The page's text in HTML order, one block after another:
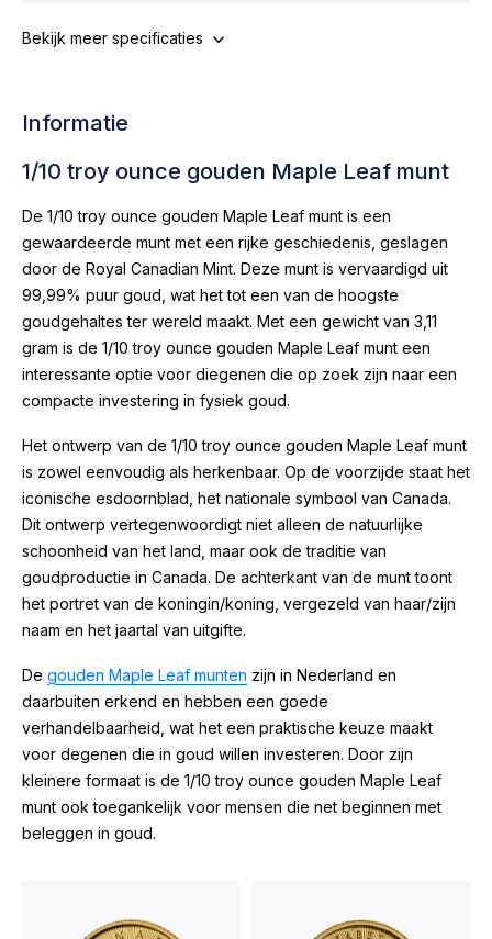
Bekijk meer specificaties
Informatie
1/10 troy ounce gouden Maple Leaf munt
De 1/10 troy ounce gouden Maple Leaf munt is een
gewaardeerde munt met een rijke geschiedenis, geslagen
door de Royal Canadian Mint. Deze munt is vervaardigd uit
99,99% puur goud, wat het tot een van de hoogste
goudgehaltes ter wereld maakt. Met een gewicht van 3,11
gram is de 1/10 troy ounce gouden Maple Leaf munt een
interessante optie voor diegenen die op zoek zijn naar een
compacte investering in fysiek goud.
Het ontwerp van de 1/10 troy ounce gouden Maple Leaf munt
is zowel eenvoudig als herkenbaar. Op de voorzijde staat het
iconische esdoornblad, het nationale symbool van Canada.
Dit ontwerp vertegenwoordigt niet alleen de natuurlijke
schoonheid van het land, maar ook de traditie van
goudproductie in Canada. De achterkant van de munt toont
het portret van de koningin/koning, vergezeld van haar/zijn
naam en het jaartal van uitgifte.
De gouden Maple Leaf munten zijn in Nederland en
daarbuiten erkend en hebben een goede
verhandelbaarheid, wat het een praktische keuze maakt
voor degenen die in goud willen investeren. Door zijn
kleinere formaat is de 1/10 troy ounce gouden Maple Leaf
munt ook toegankelijk voor mensen die net beginnen met
beleggen in goud.